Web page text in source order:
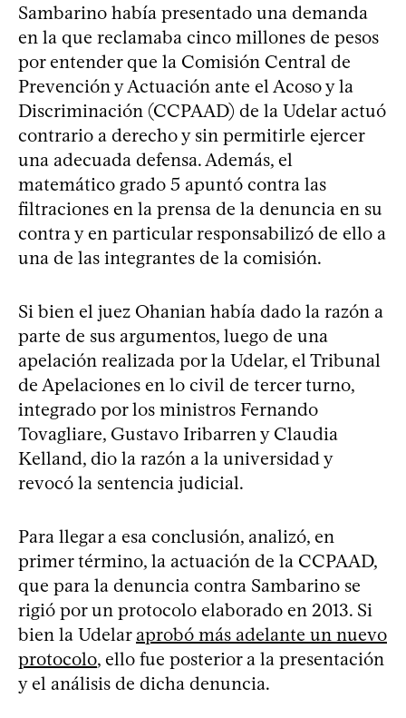
Sambarino había presentado una demanda
en la que reclamaba cinco millones de pesos
por entender que la Comisión Central de
Prevención y Actuación ante el Acoso y la
Discriminación (CCPAAD) de la Udelar actuó
contrario a derecho y sin permitirle ejercer
una adecuada defensa. Además, el
matemático grado 5 apuntó contra las
filtraciones en la prensa de la denuncia en su
contra y en particular responsabilizó de ello a
una de las integrantes de la comisión.
Si bien el juez Ohanian había dado la razón a
parte de sus argumentos, luego de una
apelación realizada por la Udelar, el Tribunal
de Apelaciones en lo civil de tercer turno,
integrado por los ministros Fernando
Tovagliare, Gustavo Iribarren y Claudia
Kelland, dio la razón a la universidad y
revocó la sentencia judicial.
Para llegar a esa conclusión, analizó, en
primer término, la actuación de la CCPAAD,
que para la denuncia contra Sambarino se
rigió por un protocolo elaborado en 2013. Si
bien la Udelar aprobó más adelante un nuevo
protocolo, ello fue posterior a la presentación
y el análisis de dicha denuncia.